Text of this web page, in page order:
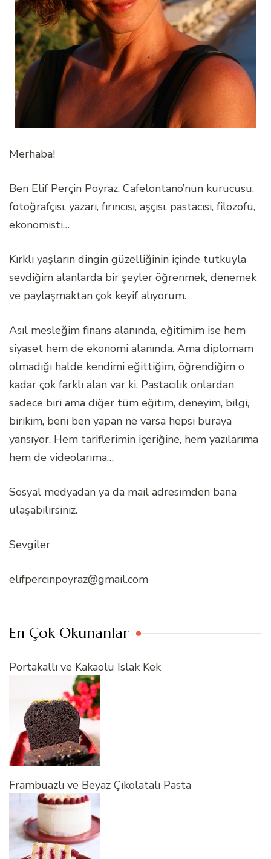
Merhaba!
Ben Elif Perçin Poyraz. Cafelontano’nun kurucusu,
fotoğrafçısı, yazarı, fırıncısı, aşçısı, pastacısı, filozofu,
ekonomisti…
Kırklı yaşların dingin güzelliğinin içinde tutkuyla
sevdiğim alanlarda bir şeyler öğrenmek, denemek
ve paylaşmaktan çok keyif alıyorum.
Asıl mesleğim finans alanında, eğitimim ise hem
siyaset hem de ekonomi alanında. Ama diplomam
olmadığı halde kendimi eğittiğim, öğrendiğim o
kadar çok farklı alan var ki. Pastacılık onlardan
sadece biri ama diğer tüm eğitim, deneyim, bilgi,
birikim, beni ben yapan ne varsa hepsi buraya
yansıyor. Hem tariflerimin içeriğine, hem yazılarıma
hem de videolarıma…
Sosyal medyadan ya da mail adresimden bana
ulaşabilirsiniz.
Sevgiler
elifpercinpoyraz@gmail.com
En Çok Okunanlar
Portakallı ve Kakaolu Islak Kek
Frambuazlı ve Beyaz Çikolatalı Pasta